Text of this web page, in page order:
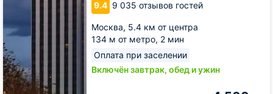
9.4 9 035 отзывов гостей
Москва, 5.4 км от центра
134 м от метро, 2 мин
Оплата при заселении
Включён завтрак, обед и ужин